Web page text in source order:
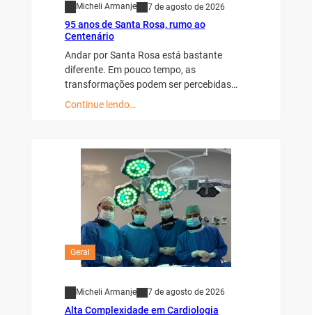
Micheli Armanje 7 de agosto de 2026
95 anos de Santa Rosa, rumo ao
Centenário
Andar por Santa Rosa está bastante
diferente. Em pouco tempo, as
transformações podem ser percebidas…
Continue lendo…
Geral
Micheli Armanje 7 de agosto de 2026
Alta Complexidade em Cardiologia